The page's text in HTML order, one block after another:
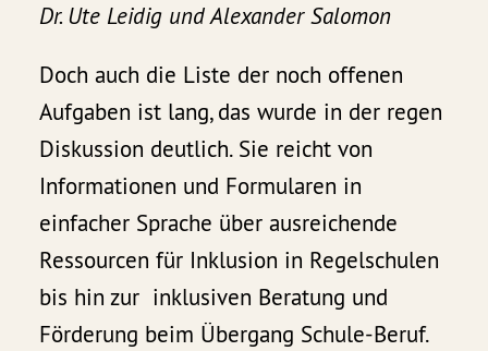
Dr. Ute Leidig und Alexander Salomon
Doch auch die Liste der noch offenen
Aufgaben ist lang, das wurde in der regen
Diskussion deutlich. Sie reicht von
Informationen und Formularen in
einfacher Sprache über ausreichende
Ressourcen für Inklusion in Regelschulen
bis hin zur inklusiven Beratung und
Förderung beim Übergang Schule-Beruf.